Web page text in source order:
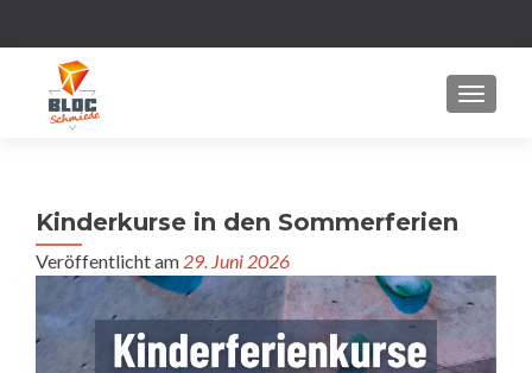
MENU
Kinderkurse in den Sommerferien
Veröffentlicht am 29. Juni 2026